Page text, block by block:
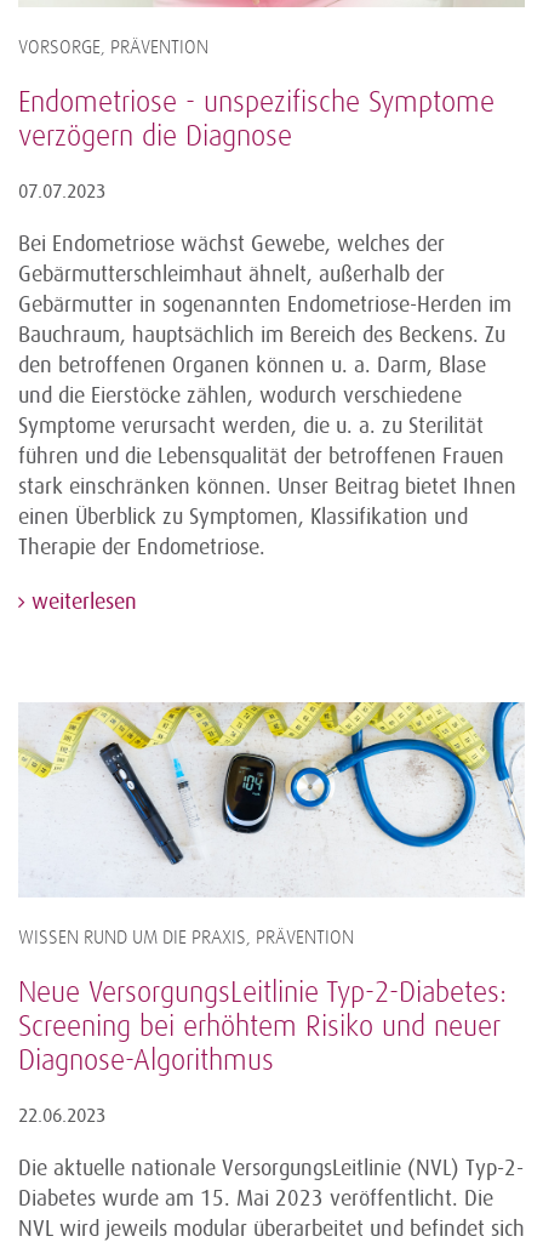
VORSORGE, PRÄVENTION
Endometriose - unspezifische Symptome
verzögern die Diagnose
07.07.2023
Bei Endometriose wächst Gewebe, welches der
Gebärmutterschleimhaut ähnelt, außerhalb der
Gebärmutter in sogenannten Endometriose-Herden im
Bauchraum, hauptsächlich im Bereich des Beckens. Zu
den betroffenen Organen können u. a. Darm, Blase
und die Eierstöcke zählen, wodurch verschiedene
Symptome verursacht werden, die u. a. zu Sterilität
führen und die Lebensqualität der betroffenen Frauen
stark einschränken können. Unser Beitrag bietet Ihnen
einen Überblick zu Symptomen, Klassifikation und
Therapie der Endometriose.
weiterlesen
WISSEN RUND UM DIE PRAXIS, PRÄVENTION
Neue VersorgungsLeitlinie Typ-2-Diabetes:
Screening bei erhöhtem Risiko und neuer
Diagnose-Algorithmus
22.06.2023
Die aktuelle nationale VersorgungsLeitlinie (NVL) Typ-2-
Diabetes wurde am 15. Mai 2023 veröffentlicht. Die
NVL wird jeweils modular überarbeitet und befindet sich